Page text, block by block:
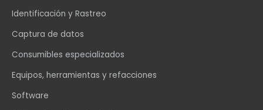
Identificación y Rastreo
Captura de datos
Consumibles especializados
Equipos, herramientas y refacciones
Software